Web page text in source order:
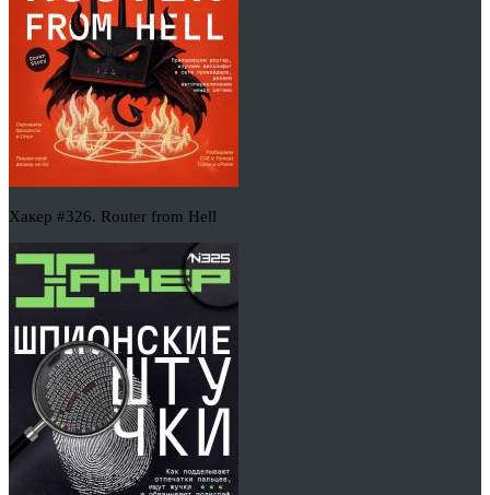
Хакер #326. Router from Hell